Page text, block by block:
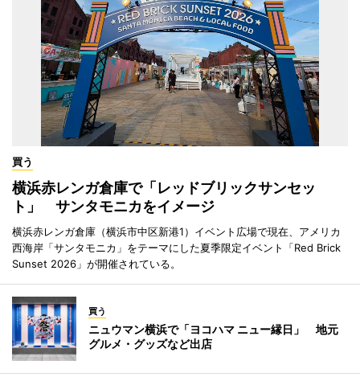
買う
横浜赤レンガ倉庫で「レッドブリックサンセッ
ト」 サンタモニカをイメージ
横浜赤レンガ倉庫（横浜市中区新港1）イベント広場で現在、アメリカ
西海岸「サンタモニカ」をテーマにした夏季限定イベント「Red Brick
Sunset 2026」が開催されている。
買う
ニュウマン横浜で「ヨコハマ ニュー縁日」 地元
グルメ・グッズなど出店